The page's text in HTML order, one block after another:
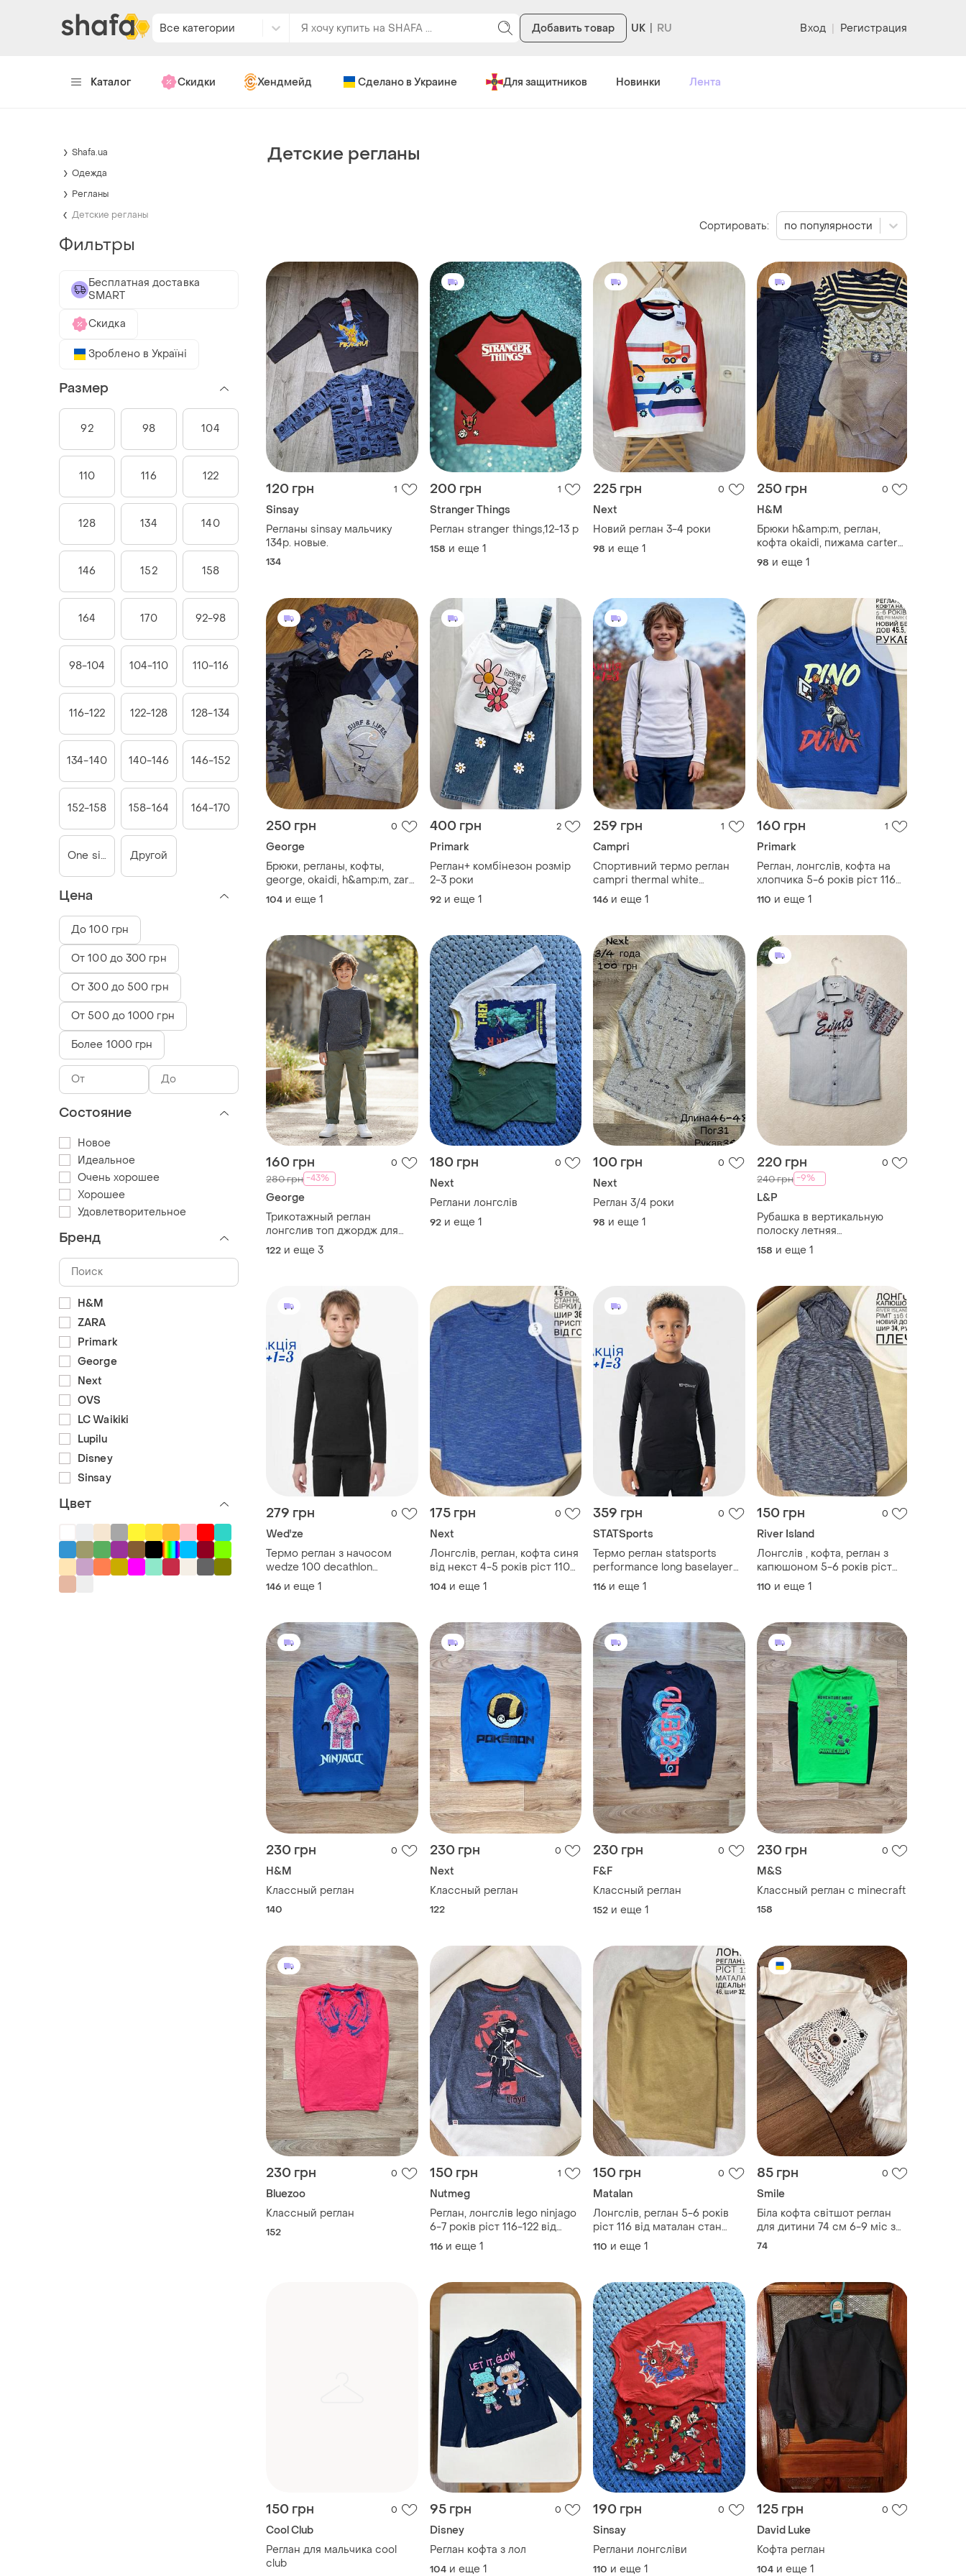
Все категории Добавить товар UK Вход | Регистрация
Каталог Скидки Хендмейд Сделано в Украине Для защитников Новинки Лента
Shafa.ua
Одежда
Регланы
Детские регланы
Фильтры
Бесплатная доставка
SMART
Скидка
Зроблено в Україні
Размер
92 98 104
110 116 122
128 134 140
146 152 158
164 170 92-98
98-104 104-110 110-116
116-122 122-128 128-134
134-140 140-146 146-152
152-158 158-164 164-170
One size Другой
Цена
До 100 грн
От 100 до 300 грн
От 300 до 500 грн
От 500 до 1000 грн
Более 1000 грн
Состояние
Новое
Идеальное
Очень хорошее
Хорошее
Удовлетворительное
Бренд
H&M
ZARA
Primark
George
Next
OVS
LC Waikiki
Lupilu
Disney
Sinsay
Цвет
Детские регланы
Сортировать: по популярности
120 грн 1
Sinsay
Регланы sinsay мальчику
134р. новые.
134
200 грн 1
Stranger Things
Реглан stranger things,12-13 р
158 и еще 1
225 грн 0
Next
Новий реглан 3-4 роки
98 и еще 1
250 грн 0
H&M
Брюки h&amp;m, реглан,
кофта okaidi, пижама carters
на 3-4 года
98 и еще 1
250 грн 0
George
Брюки, регланы, кофты,
george, okaidi, h&amp;m, zara
на 4-5 лет
104 и еще 1
400 грн 2
Primark
Реглан+ комбінезон розмір
2-3 роки
92 и еще 1
259 грн 1
Campri
Спортивний термо реглан
campri thermal white
термобілизна термокофта
146 и еще 1
160 грн 1
Primark
Реглан, лонгслів, кофта на
хлопчика 5-6 років ріст 116
від primark cares стан новий
без бірки дов 45.5, шир 33,
110 и еще 1
160 грн 0
280 грн -43%
George
Трикотажный реглан
лонгслив топ джордж для
мальчика george базовый
для школы школьный
122 и еще 3
180 грн 0
Next
Реглани лонгслів
92 и еще 1
100 грн 0
Next
Реглан 3/4 роки
98 и еще 1
220 грн 0
240 грн -9%
L&P
Рубашка в вертикальную
полоску летняя
подростковая на мальчика
12-14-16рок junior светло-
рукав-реглан прямая бренд
l&amp;p
158 и еще 1
279 грн 0
Wed'ze
Термо реглан з начосом
wedze 100 decathlon
термобілизна термокофта
146 и еще 1
175 грн 0
Next
Лонгслів, реглан, кофта синя
від некст 4-5 років ріст 110
стан нова без бірки в мілку
104 и еще 1
359 грн 0
STATSports
Термо реглан statsports
performance long baselayer
sleeve термокофта
116 и еще 1
150 грн 0
River Island
Лонгслів , кофта, реглан з
капюшоном 5-6 років ріст
116 мʼякий та приємний до
110 и еще 1
230 грн 0
H&M
Классный реглан
140
230 грн 0
Next
Классный реглан
122
230 грн 0
F&F
Классный реглан
152 и еще 1
230 грн 0
M&S
Классный реглан с minecraft
158
230 грн 0
Bluezoo
Классный реглан
152
150 грн 1
Nutmeg
Реглан, лонгслів lego ninjago
6-7 років ріст 116-122 від
nutmeg на хлопчика дов 47.5 ,
шир 37, рукав 42.5
116 и еще 1
150 грн 0
Мatalan
Лонгслів, реглан 5-6 років
ріст 116 від маталан стан
ідеальний дов 46, шир 32,
рукав 36
110 и еще 1
85 грн 0
Smile
Біла кофта світшот реглан
для дитини 74 см 6-9 міс з
ведмедиком осінь зима
74
150 грн 0
Cool Club
Реглан для мальчика cool
club
95 грн 0
Disney
Реглан кофта з лол
104 и еще 1
190 грн 0
Sinsay
Реглани лонгсліви
110 и еще 1
125 грн 0
David Luke
Кофта реглан
104 и еще 1